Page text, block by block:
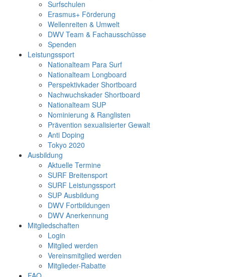
Surfschulen
Erasmus+ Förderung
Wellenreiten & Umwelt
DWV Team & Fachausschüsse
Spenden
Leistungssport
Nationalteam Para Surf
Nationalteam Longboard
Perspektivkader Shortboard
Nachwuchskader Shortboard
Nationalteam SUP
Nominierung & Ranglisten
Prävention sexualisierter Gewalt
Anti Doping
Tokyo 2020
Ausbildung
Aktuelle Termine
SURF Breitensport
SURF Leistungssport
SUP Ausbildung
DWV Fortbildungen
DWV Anerkennung
Mitgliedschaften
Login
Mitglied werden
Vereinsmitglied werden
Mitglieder-Rabatte